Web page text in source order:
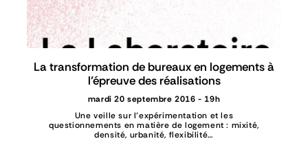
La transformation de bureaux en logements à
l’épreuve des réalisations
mardi 20 septembre 2016 - 19h
Une veille sur l’expérimentation et les
questionnements en matière de logement : mixité,
densité, urbanité, flexibilité…